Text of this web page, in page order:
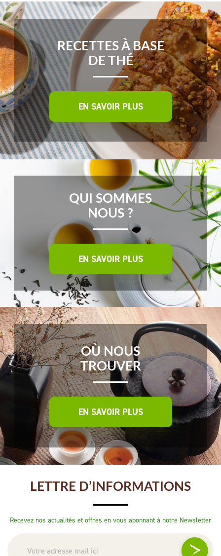
RECETTES À BASE
DE THÉ
EN SAVOIR PLUS
QUI SOMMES
NOUS ?
EN SAVOIR PLUS
OÙ NOUS
TROUVER
EN SAVOIR PLUS
LETTRE D’INFORMATIONS
Recevez nos actualités et offres en vous abonnant à notre Newsletter